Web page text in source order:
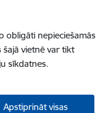
obligāti nepieciešamās
vietnē var tikt
sīkdatnes.
Apstiprināt visas